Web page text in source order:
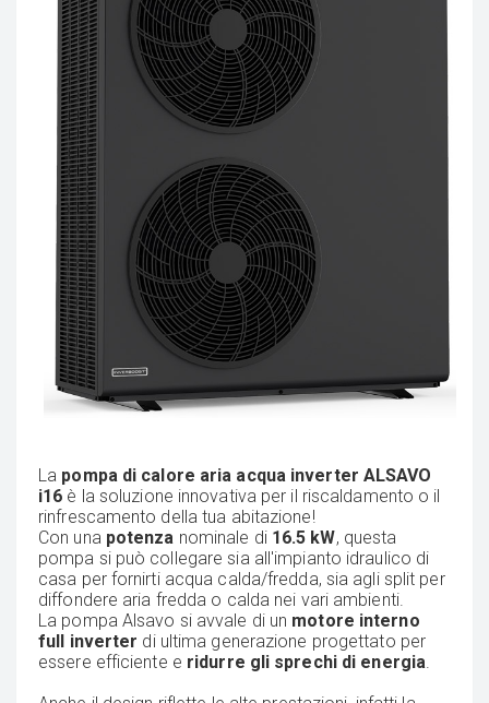
La pompa di calore aria acqua inverter ALSAVO
i16 è la soluzione innovativa per il riscaldamento o il
rinfrescamento della tua abitazione!
Con una potenza nominale di 16.5 kW, questa
pompa si può collegare sia all'impianto idraulico di
casa per fornirti acqua calda/fredda, sia agli split per
diffondere aria fredda o calda nei vari ambienti.
La pompa Alsavo si avvale di un motore interno
full inverter di ultima generazione progettato per
essere efficiente e ridurre gli sprechi di energia.